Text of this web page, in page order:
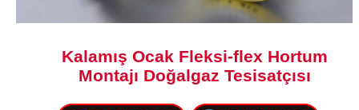
Kalamış Ocak Fleksi-flex Hortum
Montajı Doğalgaz Tesisatçısı